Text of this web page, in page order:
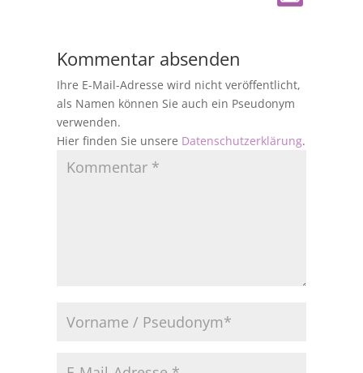
Kommentar absenden
Ihre E-Mail-Adresse wird nicht veröffentlicht,
als Namen können Sie auch ein Pseudonym
verwenden.
Hier finden Sie unsere Datenschutzerklärung.